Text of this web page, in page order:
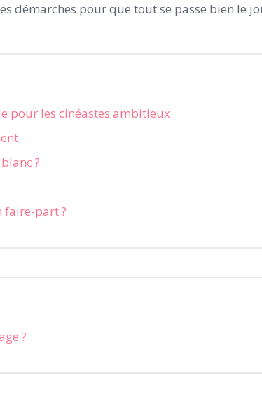
démarches pour que tout se passe bien le
pour les cinéastes ambitieux
?
faire-part ?
?